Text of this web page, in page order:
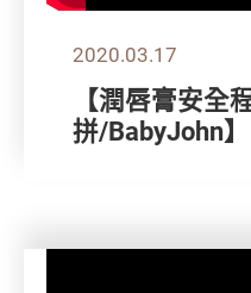
2020.03.17
【潤唇膏安全
拼/BabyJohn】